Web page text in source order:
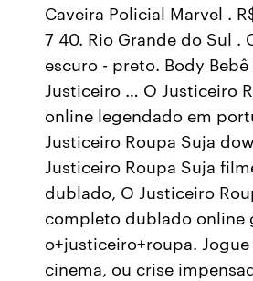
Caveira Policial Marvel .
7 40. Rio Grande do Sul .
escuro - preto. Body
Justiceiro … O Justiceiro
online legendado em
Justiceiro Roupa Suja
Justiceiro Roupa Suja
dublado, O Justiceiro
completo dublado online
o+justiceiro+roupa.
cinema, ou crise